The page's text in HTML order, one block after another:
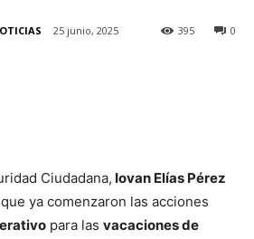
25 junio, 2025 0
395
Ciudadana, Iovan Elías Pérez
ya comenzaron las acciones
para las vacaciones de